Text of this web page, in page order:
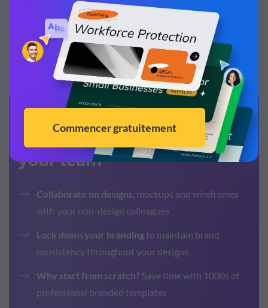
Gardez ces mots à portée de main – vous les utiliserez
dans la 3ème étape.
Simplify content creation
and brand management for
your team
Collaborate on designs , mockups and wireframes
with your non-design colleagues
Lock down your brandingto maintain brand
consistency throughout your designs
Why start from scratch? Save time with 1000s of
professional branded templates